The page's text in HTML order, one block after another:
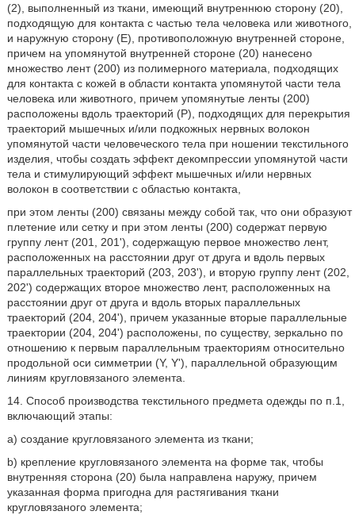
(2), выполненный из ткани, имеющий внутреннюю сторону (20),
подходящую для контакта с частью тела человека или животного,
и наружную сторону (E), противоположную внутренней стороне,
причем на упомянутой внутренней стороне (20) нанесено
множество лент (200) из полимерного материала, подходящих
для контакта с кожей в области контакта упомянутой части тела
человека или животного, причем упомянутые ленты (200)
расположены вдоль траекторий (P), подходящих для перекрытия
траекторий мышечных и/или подкожных нервных волокон
упомянутой части человеческого тела при ношении текстильного
изделия, чтобы создать эффект декомпрессии упомянутой части
тела и стимулирующий эффект мышечных и/или нервных
волокон в соответствии с областью контакта,
при этом ленты (200) связаны между собой так, что они образуют
плетение или сетку и при этом ленты (200) содержат первую
группу лент (201, 201'), содержащую первое множество лент,
расположенных на расстоянии друг от друга и вдоль первых
параллельных траекторий (203, 203'), и вторую группу лент (202,
202') содержащих второе множество лент, расположенных на
расстоянии друг от друга и вдоль вторых параллельных
траекторий (204, 204'), причем указанные вторые параллельные
траектории (204, 204') расположены, по существу, зеркально по
отношению к первым параллельным траекториям относительно
продольной оси симметрии (Y, Y'), параллельной образующим
линиям кругловязаного элемента.
14. Способ производства текстильного предмета одежды по п.1,
включающий этапы:
а) создание кругловязаного элемента из ткани;
b) крепление кругловязаного элемента на форме так, чтобы
внутренняя сторона (20) была направлена наружу, причем
указанная форма пригодна для растягивания ткани
кругловязаного элемента;